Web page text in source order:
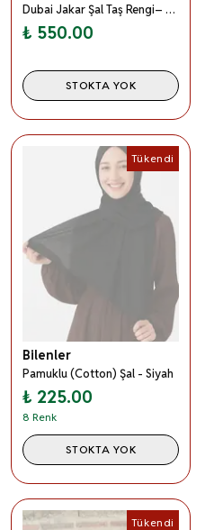
Dubai Jakar Şal Taş Rengi– Kaymaz –Yumuşak ve Dökümlü Kumaş
₺ 550.00
STOKTA YOK
Tükendi
Bilenler
Pamuklu (Cotton) Şal - Siyah
₺ 225.00
8 Renk
STOKTA YOK
Tükendi